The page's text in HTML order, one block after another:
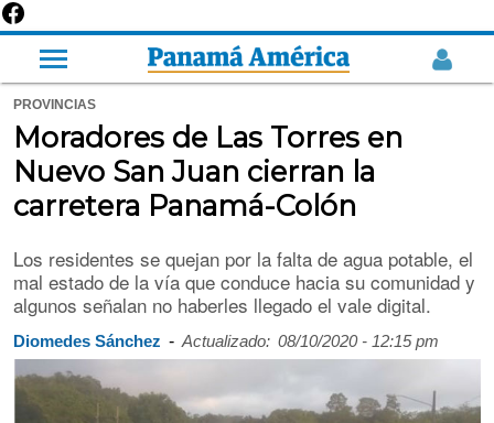
PROVINCIAS
Moradores de Las Torres en
Nuevo San Juan cierran la
carretera Panamá-Colón
Los residentes se quejan por la falta de agua potable, el
mal estado de la vía que conduce hacia su comunidad y
algunos señalan no haberles llegado el vale digital.
Diomedes Sánchez - Actualizado: 08/10/2020 - 12:15 pm